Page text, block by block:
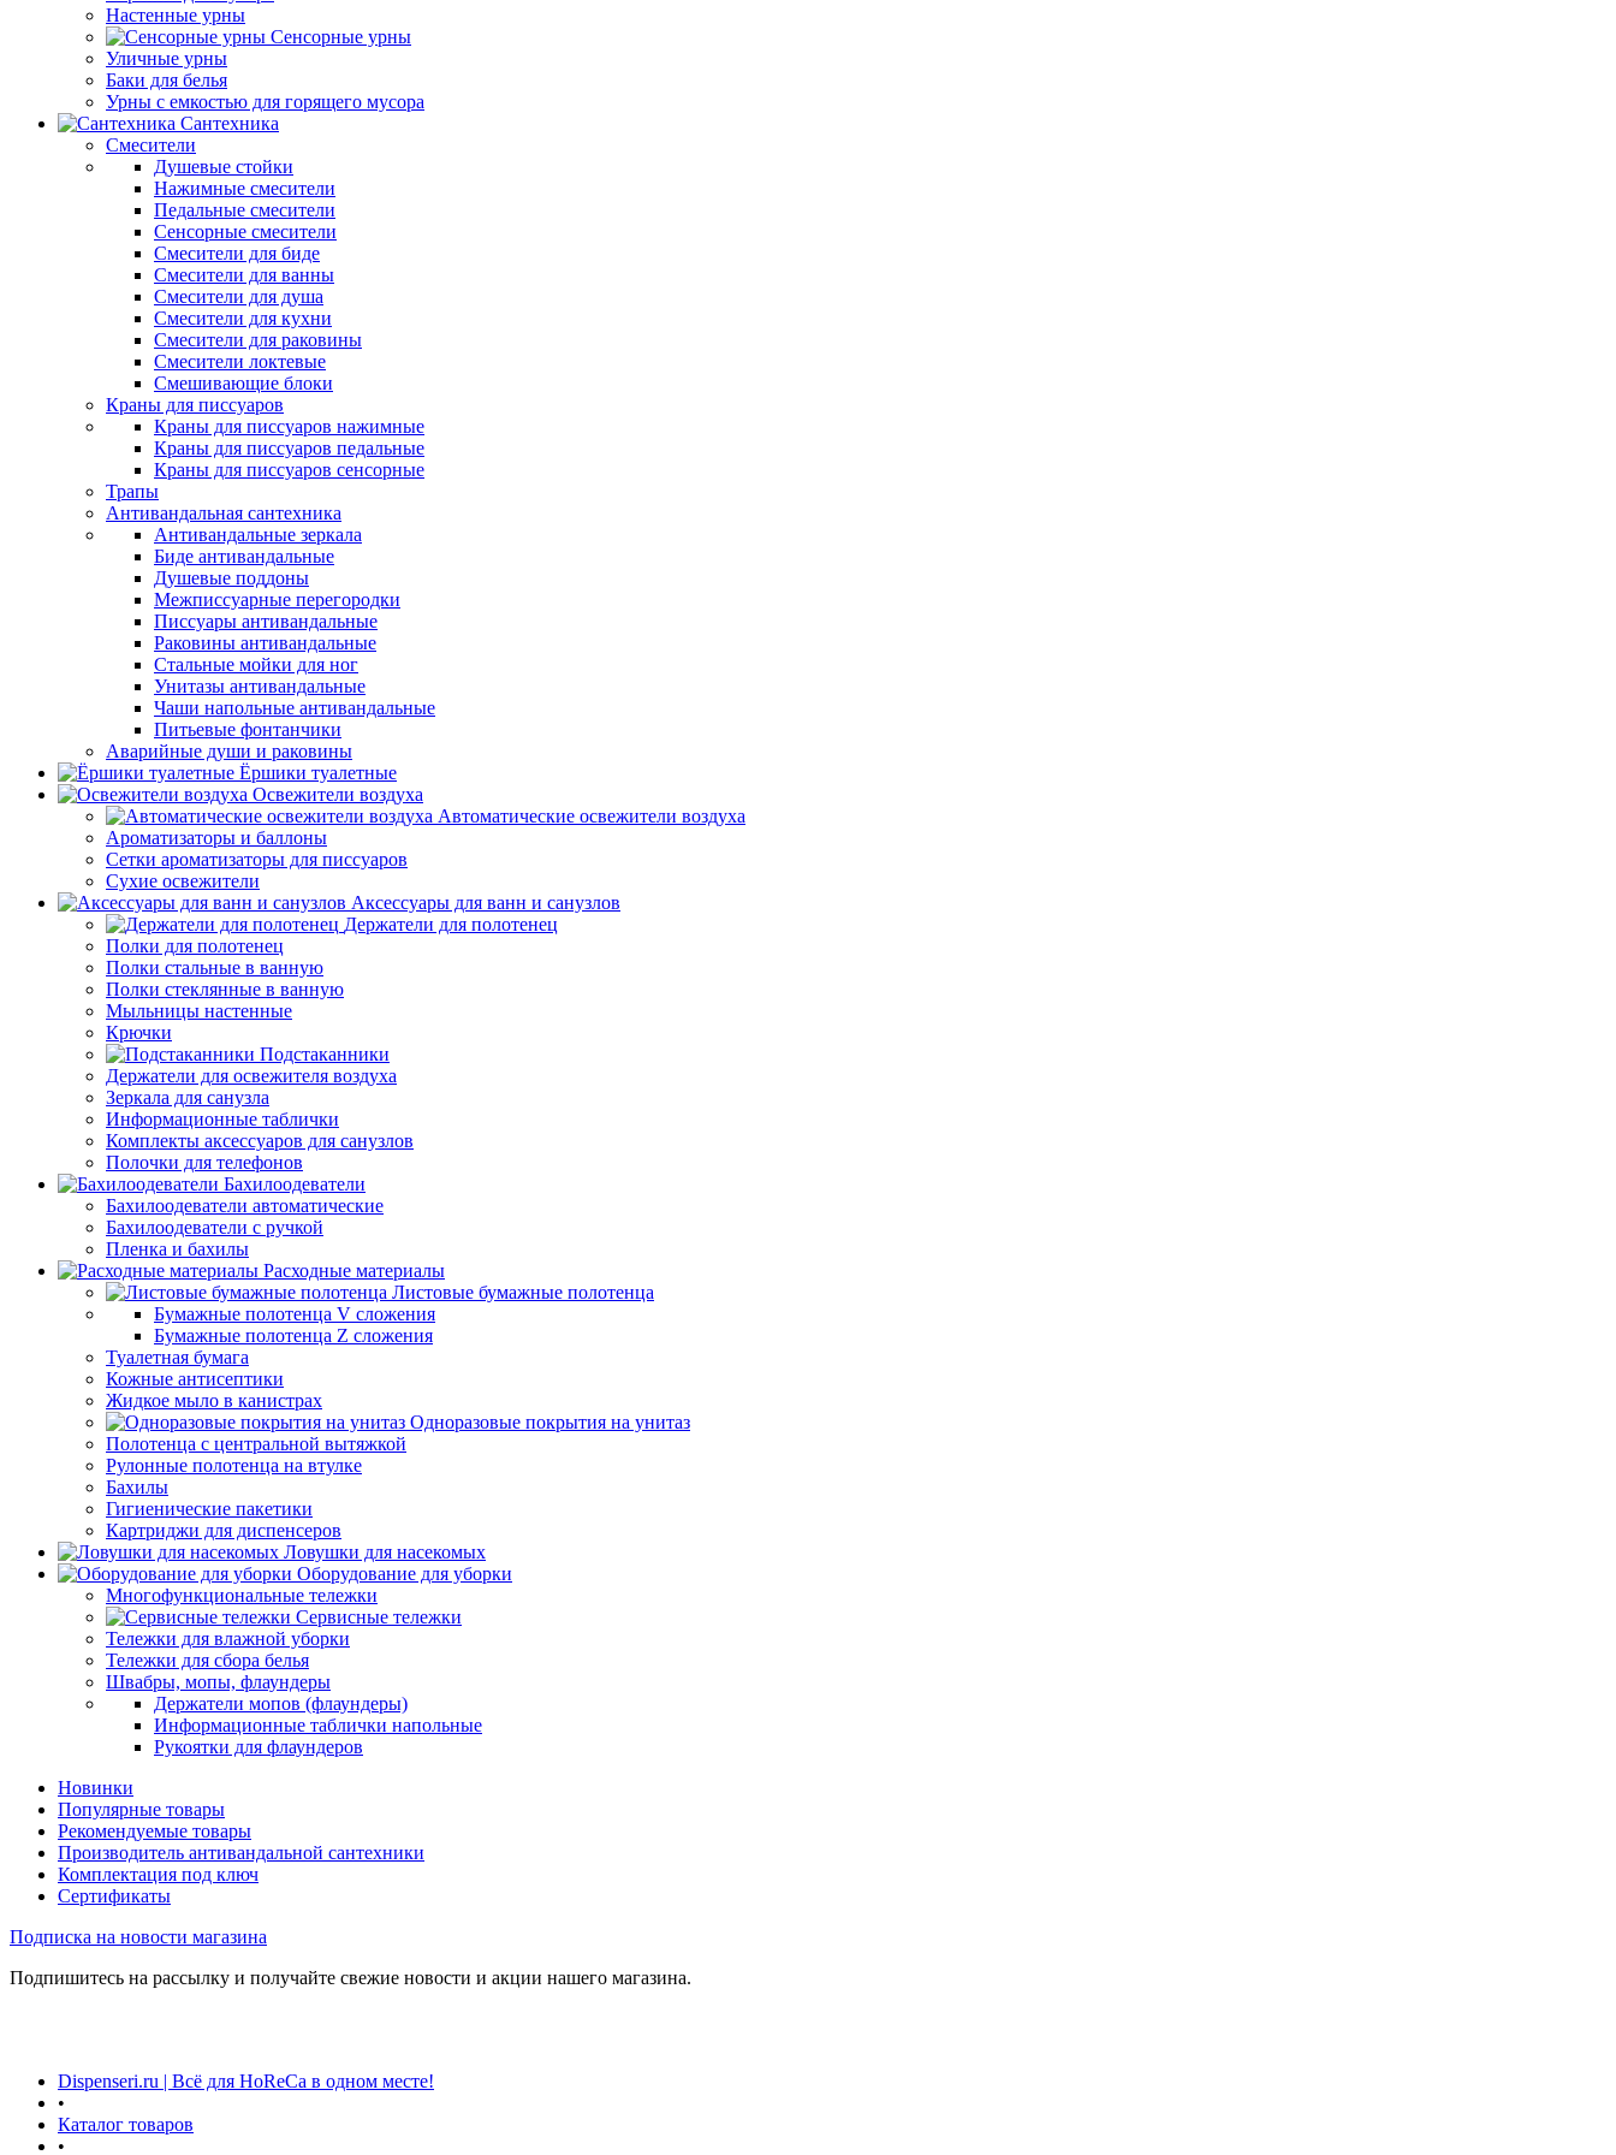
Настенные урны
Сенсорные урны
Уличные урны
Баки для белья
Урны с емкостью для горящего мусора
Сантехника
Смесители
Душевые стойки
Нажимные смесители
Педальные смесители
Сенсорные смесители
Смесители для биде
Смесители для ванны
Смесители для душа
Смесители для кухни
Смесители для раковины
Смесители локтевые
Смешивающие блоки
Краны для писсуаров
Краны для писсуаров нажимные
Краны для писсуаров педальные
Краны для писсуаров сенсорные
Трапы
Антивандальная сантехника
Антивандальные зеркала
Биде антивандальные
Душевые поддоны
Межписсуарные перегородки
Писсуары антивандальные
Раковины антивандальные
Стальные мойки для ног
Унитазы антивандальные
Чаши напольные антивандальные
Питьевые фонтанчики
Аварийные души и раковины
Ёршики туалетные
Освежители воздуха
Автоматические освежители воздуха
Ароматизаторы и баллоны
Сетки ароматизаторы для писсуаров
Сухие освежители
Аксессуары для ванн и санузлов
Держатели для полотенец
Полки для полотенец
Полки стальные в ванную
Полки стеклянные в ванную
Мыльницы настенные
Крючки
Подстаканники
Держатели для освежителя воздуха
Зеркала для санузла
Информационные таблички
Комплекты аксессуаров для санузлов
Полочки для телефонов
Бахилоодеватели
Бахилоодеватели автоматические
Бахилоодеватели с ручкой
Пленка и бахилы
Расходные материалы
Листовые бумажные полотенца
Бумажные полотенца V сложения
Бумажные полотенца Z сложения
Туалетная бумага
Кожные антисептики
Жидкое мыло в канистрах
Одноразовые покрытия на унитаз
Полотенца с центральной вытяжкой
Рулонные полотенца на втулке
Бахилы
Гигиенические пакетики
Картриджи для диспенсеров
Ловушки для насекомых
Оборудование для уборки
Многофункциональные тележки
Сервисные тележки
Тележки для влажной уборки
Тележки для сбора белья
Швабры, мопы, флаундеры
Держатели мопов (флаундеры)
Информационные таблички напольные
Рукоятки для флаундеров
Новинки
Популярные товары
Рекомендуемые товары
Производитель антивандальной сантехники
Комплектация под ключ
Сертификаты
Подписка на новости магазина
Подпишитесь на рассылку и получайте свежие новости и акции нашего магазина.
Dispenseri.ru | Всё для HoReCa в одном месте!
•
Каталог товаров
•